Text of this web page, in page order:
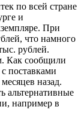
по всей стране
и
При
что намного
рублей.
Как сообщили
поставками
назад.
альтернативные
например в